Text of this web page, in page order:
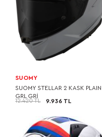
SUOMY
SUOMY STELLAR 2 KASK PLAIN
GRL GRİ
12.420 TL 9.936 TL